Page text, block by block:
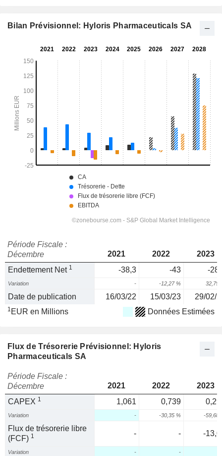
Bilan Prévisionnel: Hyloris Pharmaceuticals SA
Période Fiscale :
Décembre
2021 2022
2023
Endettement Net 1 -38,3 -43 -
Variation - -12,27 % 32,79
Date de publication 16/03/22 15/03/23 29/02/
1 EUR en Millions Données Estimées
Flux de Trésorerie Prévisionnel: Hyloris
Pharmaceuticals SA
Période Fiscale :
Décembre
2021 2022
2023
CAPEX 1 1,061 0,739
Variation - -30,35 % -59,68
Flux de trésorerie libre
(FCF) 1 - - -
Variation - -